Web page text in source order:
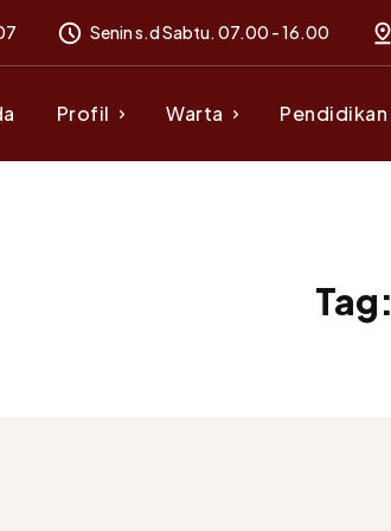
Senin s.d Sabtu. 07.00 - 16.00
Profil Warta Pendidikan
Tag: